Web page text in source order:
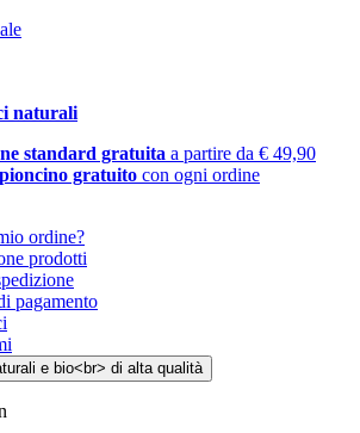
naturali
standard gratuita a partire da € 49,90
gratuito con ogni ordine
ordine?
prodotti
pagamento